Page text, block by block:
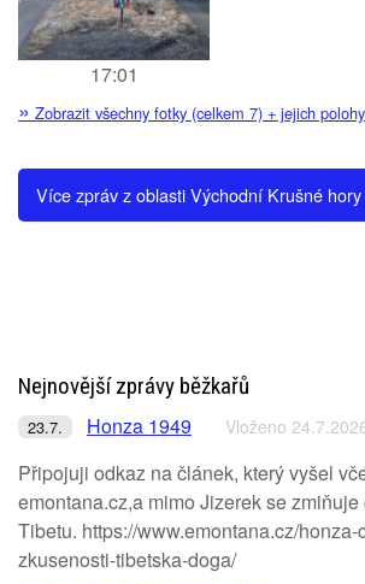
17:01
» Zobrazit všechny fotky (celkem 7) + jejich
Více zpráv z oblasti Východní Krušné hory
Nejnovější zprávy běžkařů
23.7. Honza 1949 Vloženo
Připojuji odkaz na článek, který vyšel
emontana.cz,a mimo Jizerek se zmiňuje
Tibetu. https://www.emontana.cz/
zkusenosti-tibetska-doga/